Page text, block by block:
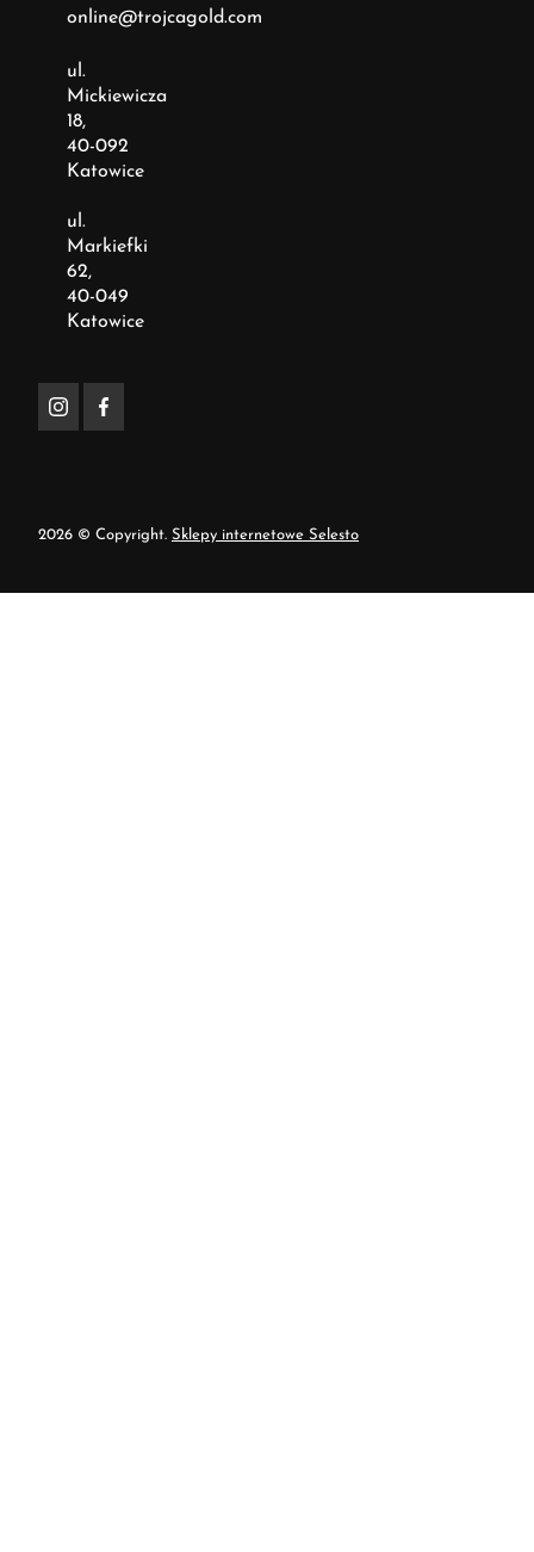
online@trojcagold.com
ul.
Mickiewicza
18,
40-092
Katowice
ul.
Markiefki
62,
40-049
Katowice
2026 © Copyright. Sklepy internetowe Selesto